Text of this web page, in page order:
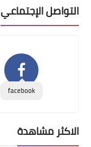
التواصل الإجتماعي
facebook
الاكثر مشاهدة